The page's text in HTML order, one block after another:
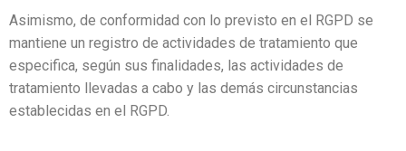
Asimismo, de conformidad con lo previsto en el RGPD se
mantiene un registro de actividades de tratamiento que
especifica, según sus finalidades, las actividades de
tratamiento llevadas a cabo y las demás circunstancias
establecidas en el RGPD.